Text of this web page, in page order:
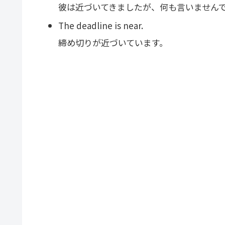
彼は近づいてきましたが、何も言いません
The deadline is near.
締め切りが近づいています。